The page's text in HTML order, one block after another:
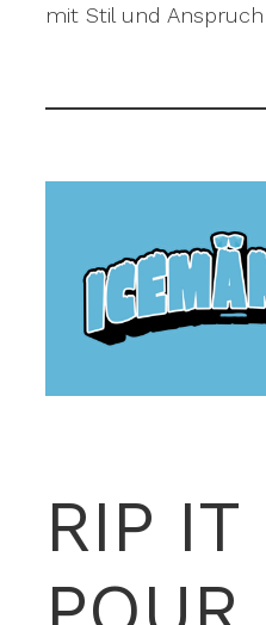
mit Stil und Anspruch
RIP IT